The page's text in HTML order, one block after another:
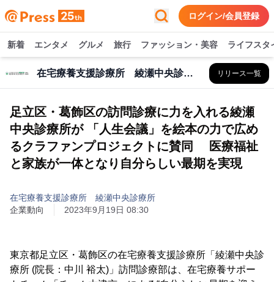
ログイン/会員登録
新着 エンタメ グルメ 旅行 ファッション・美容 ライフスタ
在宅療養支援診療所 綾瀬中央診療所 リリース一覧
足立区・葛飾区の訪問診療に力を入れる綾瀬
中央診療所が 「人生会議」を絵本の力で広め
るクラファンプロジェクトに賛同 医療福祉
と家族が一体となり自分らしい最期を実現
在宅療養支援診療所 綾瀬中央診療所
企業動向
2023年9月19日 08:30
東京都足立区・葛飾区の在宅療養支援診療所「綾瀬中央診
療所 (院長：中川 裕太)」訪問診療部は、在宅療養サポー